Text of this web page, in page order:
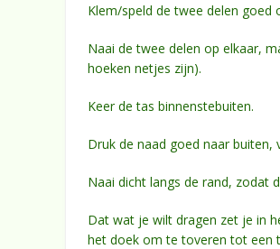
Klem/speld de twee delen goed
Naai de twee delen op elkaar,
hoeken netjes zijn).
Keer de tas binnenstebuiten.
Druk de naad goed naar buiten,
Naai dicht langs de rand, zodat
Dat wat je wilt dragen zet je in
het doek om te toveren tot een